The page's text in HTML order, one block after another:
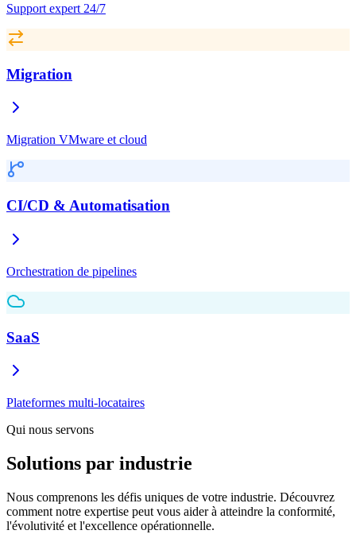
Support expert 24/7
Migration
Migration VMware et cloud
CI/CD & Automatisation
Orchestration de pipelines
SaaS
Plateformes multi-locataires
Qui nous servons
Solutions par industrie
Nous comprenons les défis uniques de votre industrie. Découvrez
comment notre expertise peut vous aider à atteindre la conformité,
l'évolutivité et l'excellence opérationnelle.